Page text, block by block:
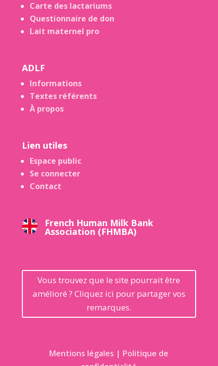
Carte des lactariums
Questionnaire de don
Lait maternel pro
ADLF
Informations
Textes référents
À propos
Lien utiles
Espace public
Se connecter
Contact
French Human Milk Bank
Association (FHMBA)
Vous trouvez que le site pourrait être
amélioré ? Cliquez ici pour partager vos
remarques.
Mentions légales | Politique de